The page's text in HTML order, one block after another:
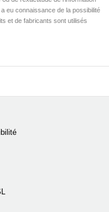
eu connaissance de la possibilité
et de fabricants sont utilisés